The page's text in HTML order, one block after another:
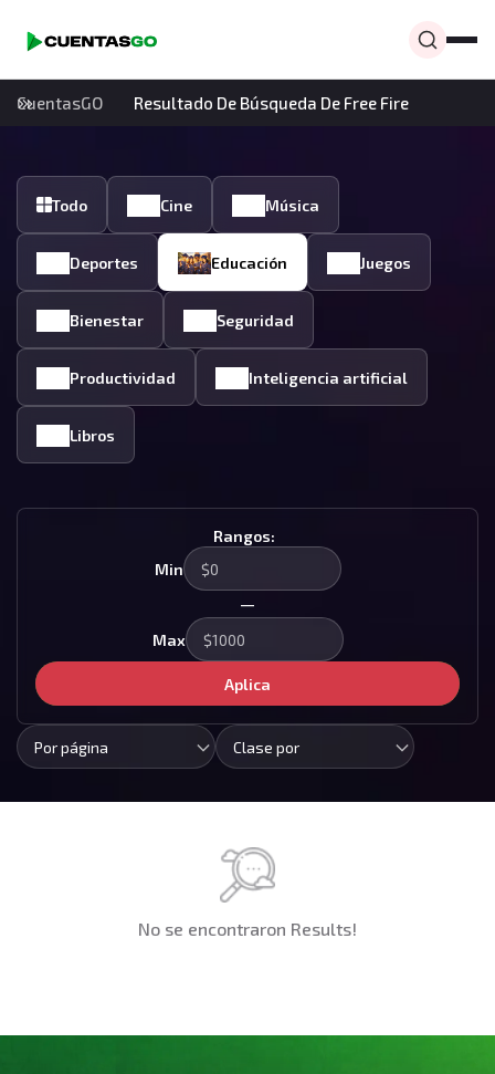
CuentasGO Resultado De Búsqueda De Free Fire
Todo Cine Música
Deportes Educación Juegos
Bienestar Seguridad
Productividad Inteligencia artificial
Libros
Rangos:
Min
—
Max
Aplica
Por página Clase por
No se encontraron Results!